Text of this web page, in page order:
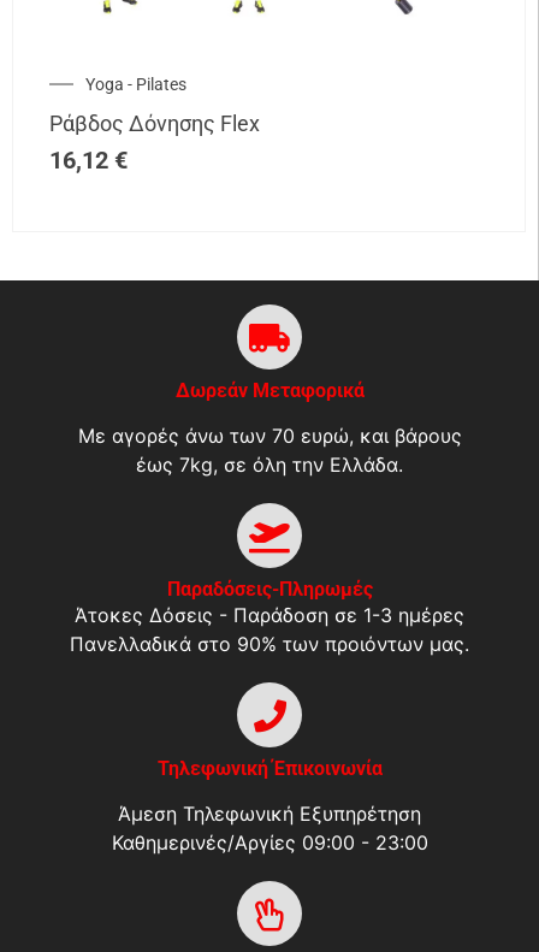
Yoga - Pilates
Ράβδος Δόνησης Flex
16,12 €
Δωρεάν Μεταφορικά
Με αγορές άνω των 70 ευρώ, και βάρους
έως 7kg, σε όλη την Ελλάδα.
Παραδόσεις-Πληρωμές
Άτοκες Δόσεις - Παράδοση σε 1-3 ημέρες
Πανελλαδικά στο 90% των προιόντων μας.
Τηλεφωνική Έπικοινωνία
Άμεση Τηλεφωνική Εξυπηρέτηση
Καθημερινές/Αργίες 09:00 - 23:00